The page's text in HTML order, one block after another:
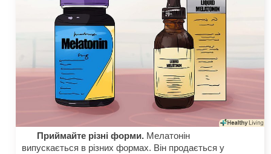
Приймайте різні форми. Мелатонін
випускається в різних формах. Він продається у